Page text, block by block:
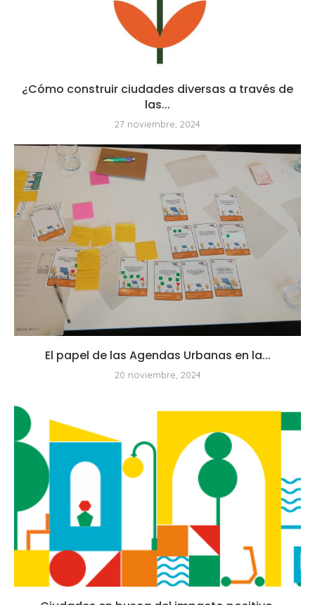
¿Cómo construir ciudades diversas a través de
las...
27 noviembre, 2024
El papel de las Agendas Urbanas en la...
20 noviembre, 2024